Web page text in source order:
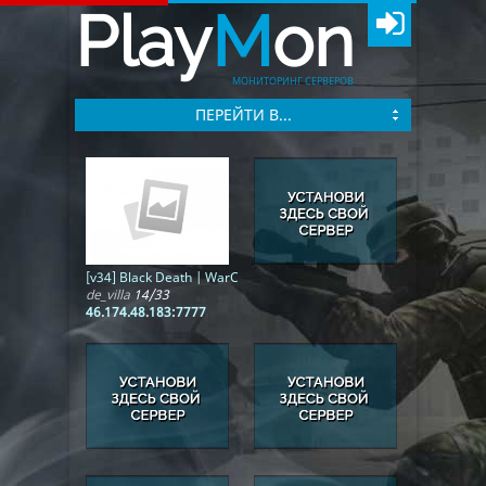
PlayMon
МОНИТОРИНГ СЕРВЕРОВ
ПЕРЕЙТИ В...
[v34] Black Death | WarCraft | WCS | ОБТ
de_villa 14/33
46.174.48.183:7777